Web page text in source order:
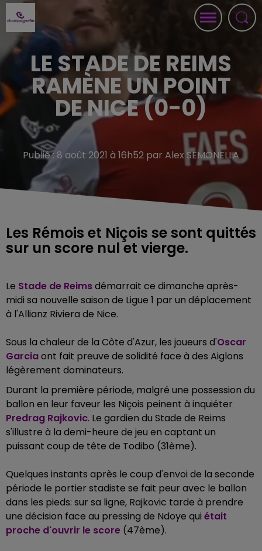
LE STADE DE REIMS
RAMÈNE UN POINT
DE NICE (0-0)
Publié : 8 août 2021 à 16h52 par Alex SEMONELLA
Les Rémois et Niçois se sont quittés
sur un score nul et vierge.
Le Stade de Reimsdémarrait ce dimanche après-
midi sa nouvelle saison de Ligue 1 par un déplacement
à l'Allianz Riviera de Nice.
Sous la chaleur de la Côte d'Azur, les joueurs d'Oscar
Garciaont fait preuve de solidité face à des Aiglons
légèrement dominateurs.
Durant la première période, malgré une possession du
ballon en leur faveur les Niçois peinent à inquiéter
Predrag Rajkovic. Le gardien du Stade de Reims
s'illustre à la demi-heure de jeu en captant un
puissant coup de tête de Todibo (31ème).
Quelques instants après le coup d'envoi de la seconde
période le portier stadiste se fait peur avec le ballon
dans les pieds: sur sa ligne, Rajkovic tarde à prendre
une décision face au pressing de Ndoye qui était
proche d'ouvrir le score (47ème).